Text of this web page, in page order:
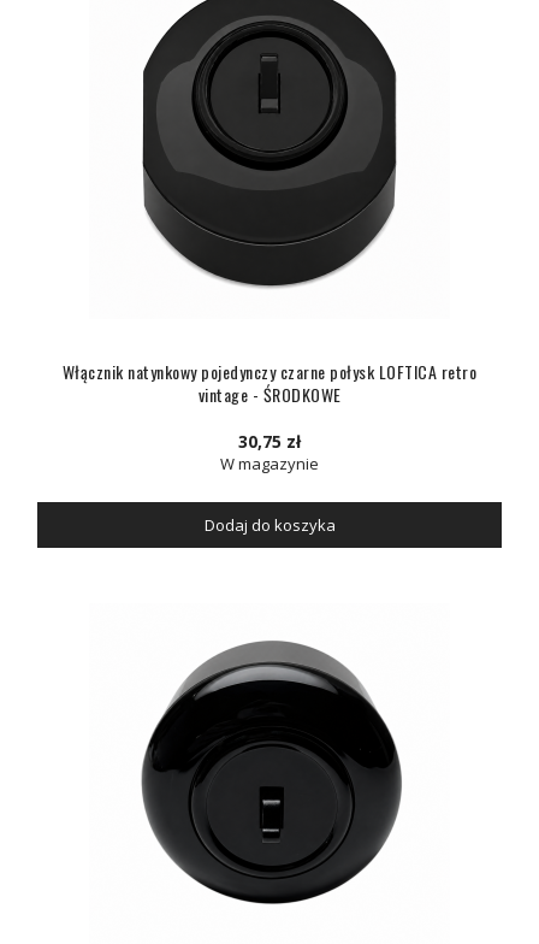
Włącznik natynkowy pojedynczy czarne połysk LOFTICA retro
vintage - ŚRODKOWE
30,75 zł
W magazynie
Dodaj do koszyka